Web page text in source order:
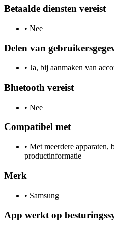
Betaalde diensten vereist
• Nee
Delen van
• Ja, bij aanmaken van
Bluetooth vereist
• Nee
Compatibel met
• Met meerdere apparaten,
productinformatie
Merk
• Samsung
App werkt op